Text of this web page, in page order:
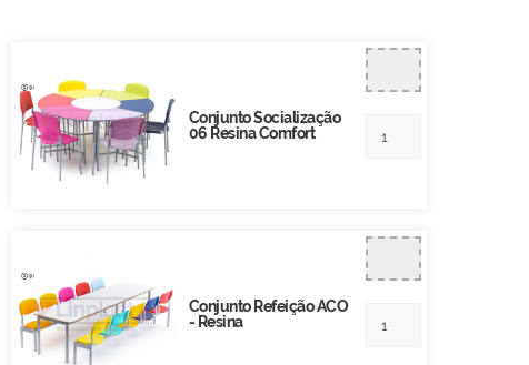
Conjunto Socialização
06 Resina Comfort
Conjunto Refeição ACO
- Resina